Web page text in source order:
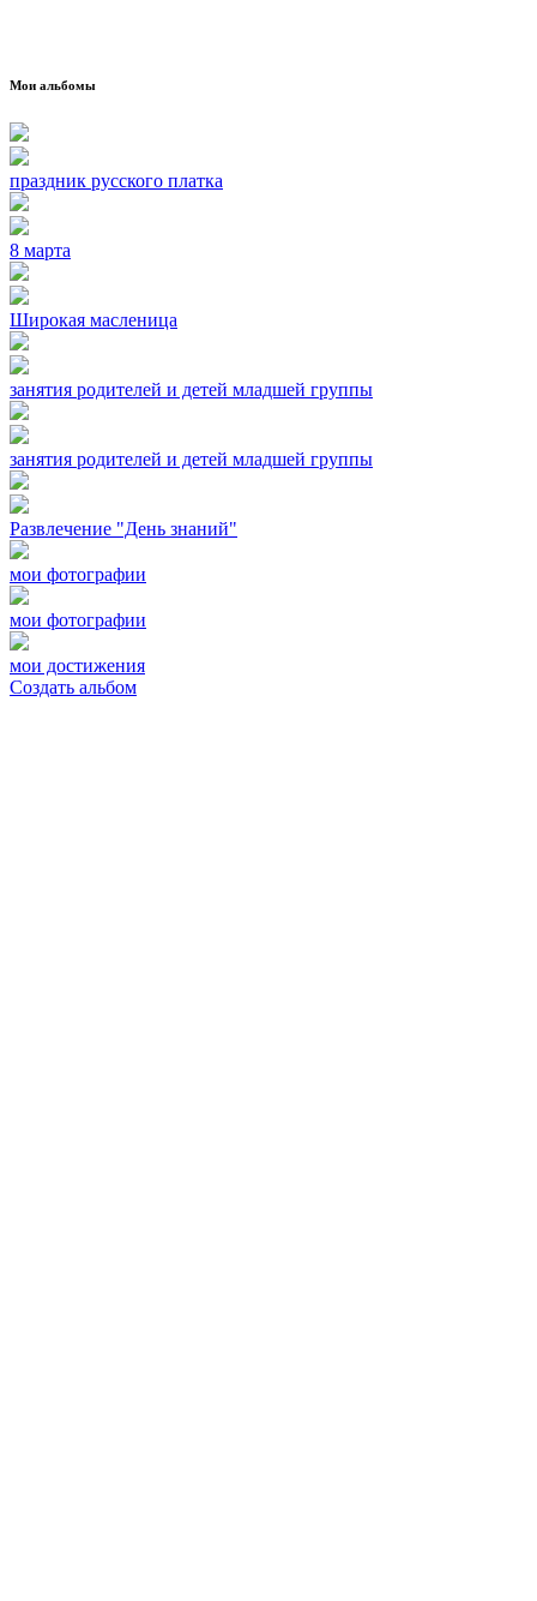
Мои альбомы
праздник русского платка
8 марта
Широкая масленица
занятия родителей и детей младшей группы
занятия родителей и детей младшей группы
Развлечение "День знаний"
мои фотографии
мои фотографии
мои достижения
Создать альбом